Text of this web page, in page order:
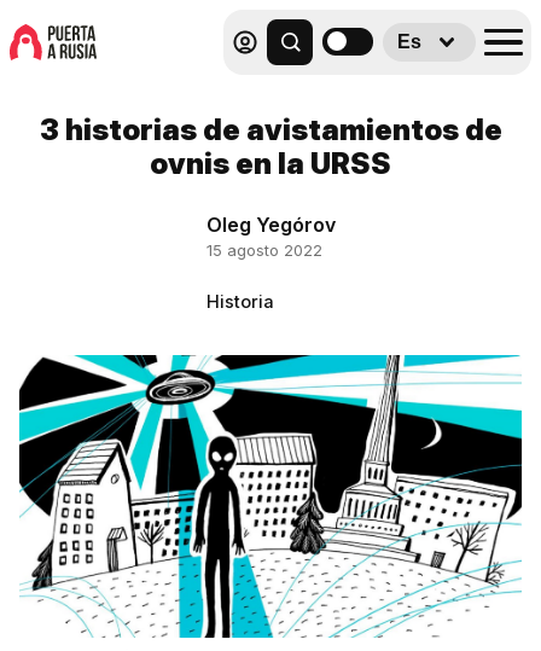
Es
3 historias de avistamientos de
ovnis en la URSS
Oleg Yegórov
15 agosto 2022
Historia